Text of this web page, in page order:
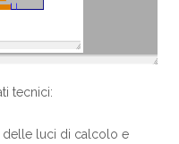
tecnici:
delle luci di calcolo e